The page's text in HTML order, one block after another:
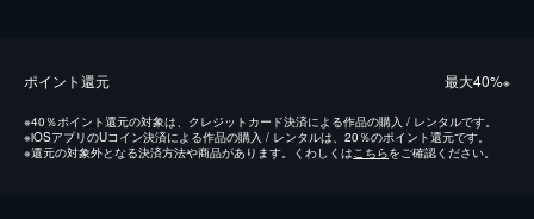
ポイント還元 最⼤40%※
※40％ポイント還元の対象は、クレジットカード決済による作品の購入 / レンタルです。
※iOSアプリのUコイン決済による作品の購入 / レンタルは、20％のポイント還元です。
※還元の対象外となる決済方法や商品があります。くわしくはこちらをご確認ください。